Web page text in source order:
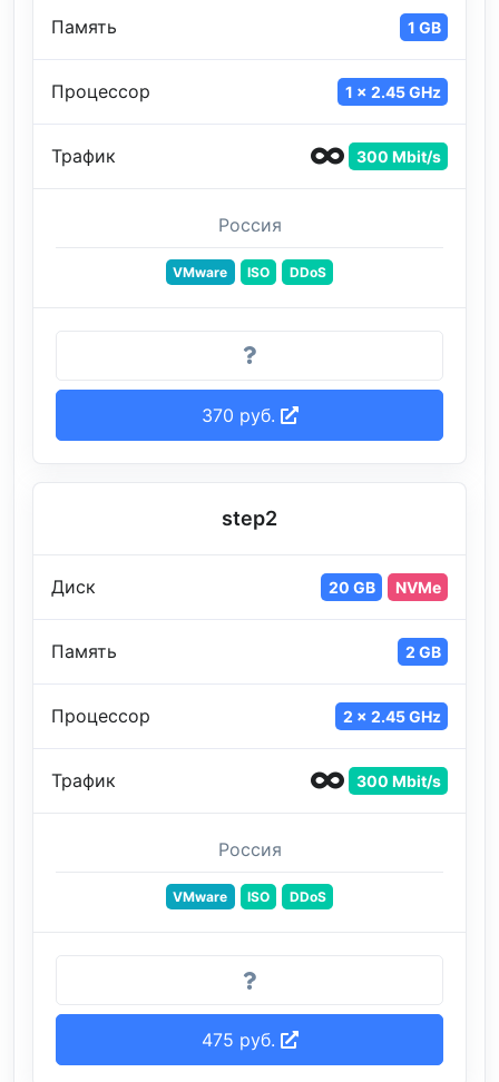
Память 1 GB
Процессор 1 x 2.45 GHz
Трафик 300 Mbit/s
Россия
VMware ISO DDoS
370 руб.
step2
Диск 20 GB NVMe
Память 2 GB
Процессор 2 x 2.45 GHz
Трафик 300 Mbit/s
Россия
VMware ISO DDoS
475 руб.